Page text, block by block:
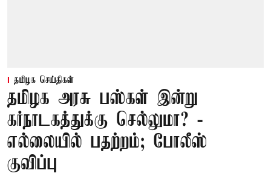
தமிழக செய்திகள்
தமிழக அரசு பஸ்கள் இன்று
கர்நாடகத்துக்கு செல்லுமா? -
எல்லையில் பதற்றம்; போலீஸ்
குவிப்பு